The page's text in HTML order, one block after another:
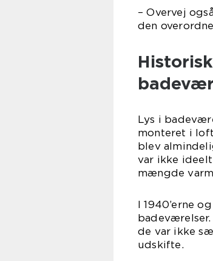
– Overvej
den
Lys i
monteret i
blev
var ikke
mængde
I 1940’erne
de var ikke
udskifte.